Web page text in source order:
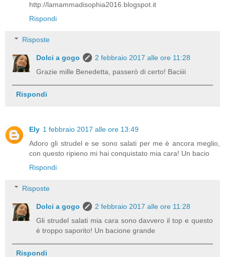
http://lamammadisophia2016.blogspot.it
Rispondi
Risposte
Dolci a gogo
2 febbraio 2017 alle ore 11:28
Grazie mille Benedetta, passerò di certo! Baciiii
Rispondi
Ely 1 febbraio 2017 alle ore 13:49
Adoro gli strudel e se sono salati per me è ancora meglio,
con questo ripieno mi hai conquistato mia cara! Un bacio
Rispondi
Risposte
Dolci a gogo
2 febbraio 2017 alle ore 11:28
Gli strudel salati mia cara sono davvero il top e questo
è troppo saporito! Un bacione grande
Rispondi